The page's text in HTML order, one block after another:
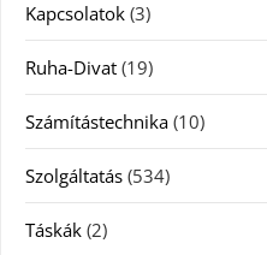
Kapcsolatok (3)
Ruha-Divat (19)
Számítástechnika (10)
Szolgáltatás (534)
Táskák (2)